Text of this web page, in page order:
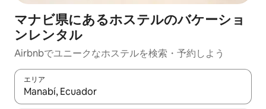
マナビ県にあるホステルのバケーショ
ンレンタル
Airbnbでユニークなホステルを検索・予約しよう
エリア
検索結果が表示されたら、上下の矢印キーを使って移動するか